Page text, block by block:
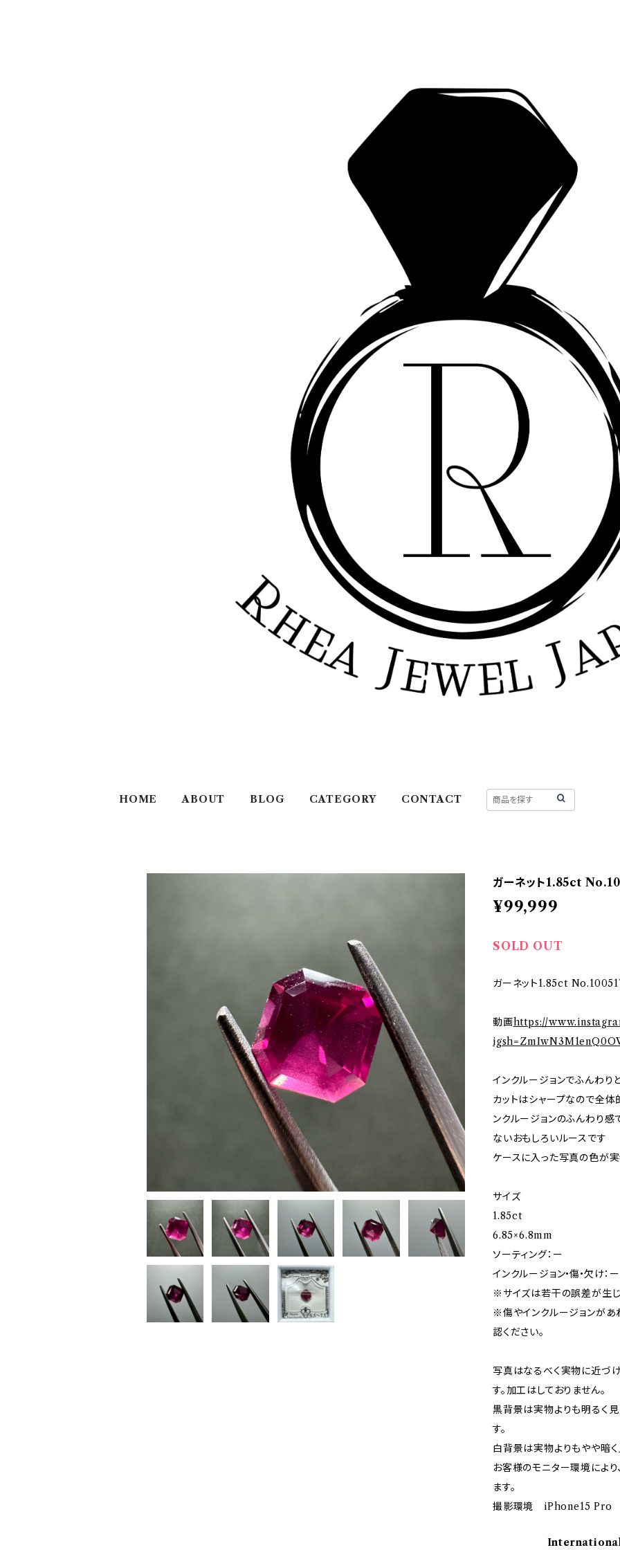
HOME ABOUT BLOG CATEGORY CONTACT
ガーネット1.85ct
¥99,999
SOLD OUT
ガーネット1.85ct
動画https://
インクルージョンでふんわり
カットはシャープなので全
ンクルージョンのふんわり
ないおもしろいルースです
ケースに入った写真の色が
サイズ
1.85ct
6.85×6.8mm
ソーティング：ー
インクルージョン•傷•欠け：ー
※サイズは若干の誤差が生じ
※傷やインクルージョンがあ
認ください。
写真はなるべく実物に近づ
す。加工はしておりません。
黒背景は実物よりも明るく
す。
白背景は実物よりもやや暗く
お客様のモニター環境によ
ます。
撮影環境 iPhone15 Pro